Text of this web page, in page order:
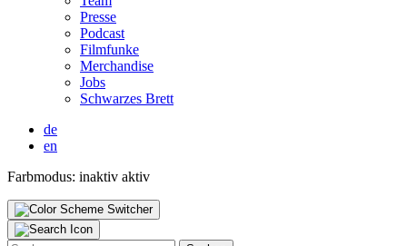
Pres­se
Pod­cast
Film­fun­ke
Mer­chan­di­se
Jobs
Schwar­zes Brett
de
en
Farbmodus: inaktiv aktiv